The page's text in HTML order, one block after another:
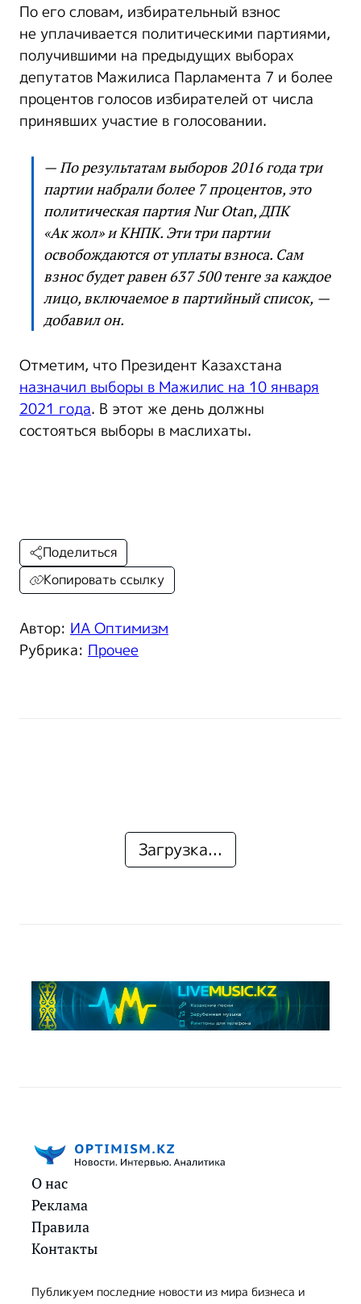
По его словам, избирательный взнос
не уплачивается политическими партиями,
получившими на предыдущих выборах
депутатов Мажилиса Парламента 7 и более
процентов голосов избирателей от числа
принявших участие в голосовании.
— По результатам выборов 2016 года три
партии набрали более 7 процентов, это
политическая партия Nur Otan, ДПК
«Ак жол» и КНПК. Эти три партии
освобождаются от уплаты взноса. Сам
взнос будет равен 637 500 тенге за каждое
лицо, включаемое в партийный список, —
добавил он.
Отметим, что Президент Казахстана
назначил выборы в Мажилис на 10 января
2021 года. В этот же день должны
состояться выборы в маслихаты.
Автор: ИА Оптимизм
Рубрика: Прочее
Поделиться
Копировать ссылку
Загрузка...
О нас
Реклама
Правила
Контакты
Публикуем последние новости из мира бизнеса и